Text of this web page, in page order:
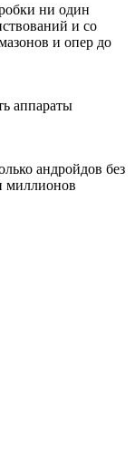
ни один
и со
и опер до
аппараты
андройдов без
миллионов